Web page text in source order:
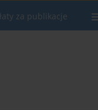
za publikacje